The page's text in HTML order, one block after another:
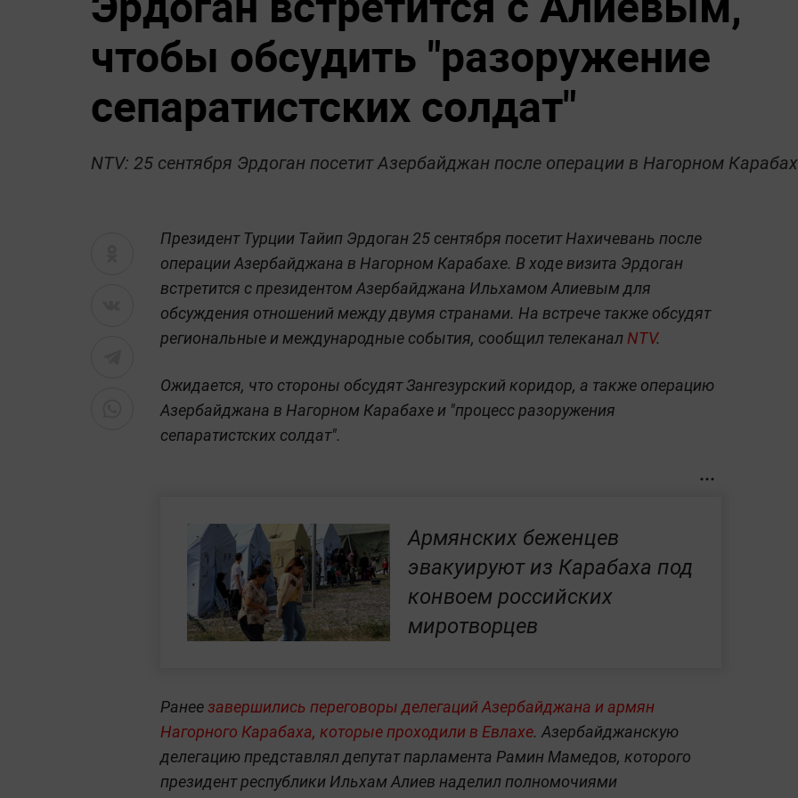
чтобы обсудить "разоружение
сепаратистских солдат"
NTV: 25 сентября Эрдоган посетит Азербайджан после операции в Нагорном
Президент Турции Тайип Эрдоган 25 сентября посетит Нахичевань после
операции Азербайджана в Нагорном Карабахе. В ходе визита Эрдоган
встретится с президентом Азербайджана Ильхамом Алиевым для
обсуждения отношений между двумя странами. На встрече также обсудят
региональные и международные события, сообщил телеканал NTV.
Ожидается, что стороны обсудят Зангезурский коридор, а также операцию
Азербайджана в Нагорном Карабахе и "процесс разоружения
сепаратистских солдат".
Армянских беженцев
эвакуируют из Карабаха под
конвоем российских
миротворцев
Ранеезавершились переговоры делегаций Азербайджана и армян
Нагорного Карабаха, которые проходили в Евлахе. Азербайджанскую
делегацию представлял депутат парламента Рамин Мамедов, которого
президент республики Ильхам Алиев наделил полномочиями